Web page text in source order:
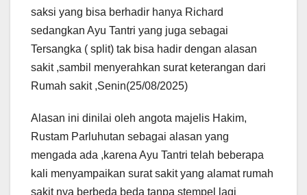
saksi yang bisa berhadir hanya Richard
sedangkan Ayu Tantri yang juga sebagai
Tersangka ( split) tak bisa hadir dengan alasan
sakit ,sambil menyerahkan surat keterangan dari
Rumah sakit ,Senin(25/08/2025)
Alasan ini dinilai oleh angota majelis Hakim,
Rustam Parluhutan sebagai alasan yang
mengada ada ,karena Ayu Tantri telah beberapa
kali menyampaikan surat sakit yang alamat rumah
sakit nya berbeda beda tanpa stempel lagi